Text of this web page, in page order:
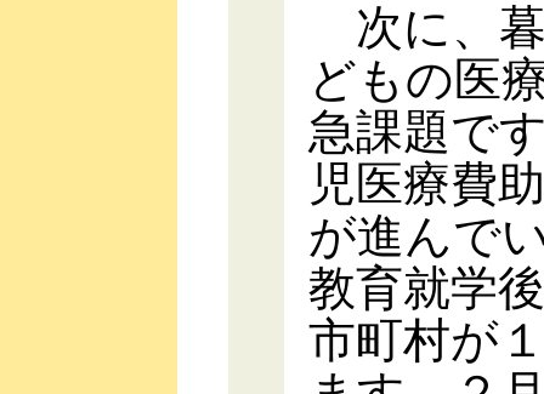
次に、
どもの医
急課題で
児医療費
が進んで
教育就学
市町村が